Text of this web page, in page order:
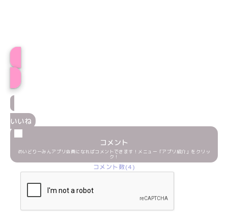
いいね
コメント
めいどりーみんアプリ会員になればコメントできます！メニュー「アプリ紹介」をクリッ
ク！
コメント数(4)